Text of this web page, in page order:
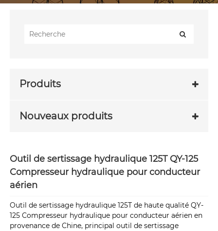
Produits
Nouveaux produits
Outil de sertissage hydraulique 125T QY-125
Compresseur hydraulique pour conducteur
aérien
Outil de sertissage hydraulique 125T de haute qualité QY-
125 Compresseur hydraulique pour conducteur aérien en
provenance de Chine, principal outil de sertissage